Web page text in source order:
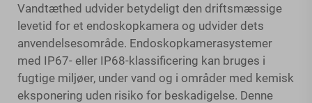
Vandtæthed udvider betydeligt den driftsmæssige
levetid for et endoskopkamera og udvider dets
anvendelsesområde. Endoskopkamerasystemer
med IP67- eller IP68-klassificering kan bruges i
fugtige miljøer, under vand og i områder med kemisk
eksponering uden risiko for beskadigelse. Denne